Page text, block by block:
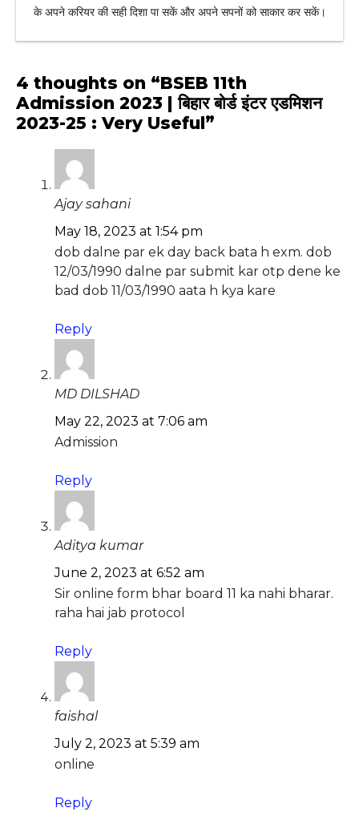
के अपने करियर की सही दिशा पा सकें और अपने सपनों को साकार कर सकें।
4 thoughts on “BSEB 11th
Admission 2023 | बिहार बोर्ड इंटर एडमिशन
2023-25 : Very Useful”
Ajay sahani
May 18, 2023 at 1:54 pm
dob dalne par ek day back bata h exm. dob
12/03/1990 dalne par submit kar otp dene ke
bad dob 11/03/1990 aata h kya kare
Reply
MD DILSHAD
May 22, 2023 at 7:06 am
Admission
Reply
Aditya kumar
June 2, 2023 at 6:52 am
Sir online form bhar board 11 ka nahi bharar.
raha hai jab protocol
Reply
faishal
July 2, 2023 at 5:39 am
online
Reply